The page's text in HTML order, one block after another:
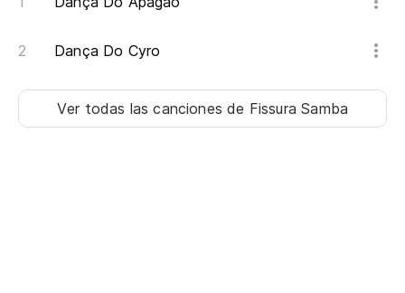
Dança Do Cyro
Ver todas las cancionesde Fissura Samba